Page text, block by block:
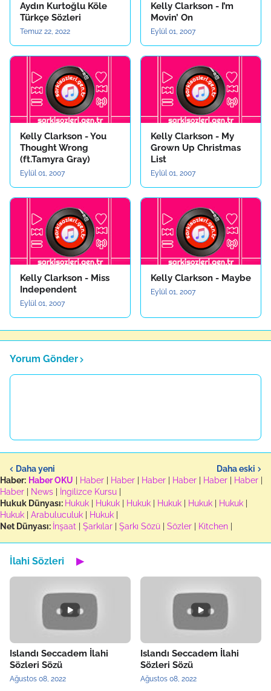
Aydın Kurtoğlu Köle
Türkçe Sözleri
Temuz 22, 2022
Kelly Clarkson - I’m
Movin’ On
Eylül 01, 2007
Kelly Clarkson - You
Thought Wrong
(ft.Tamyra Gray)
Eylül 01, 2007
Kelly Clarkson - My
Grown Up Christmas
List
Eylül 01, 2007
Kelly Clarkson - Miss
Independent
Eylül 01, 2007
Kelly Clarkson - Maybe
Eylül 01, 2007
Yorum Gönder
Daha yeni
Daha eski
Haber: Haber OKU Haber Haber Haber Haber Haber Haber
Haber
News İngilizce Kursu
Hukuk Dünyası: Hukuk Hukuk Hukuk Hukuk Hukuk Hukuk
Hukuk
Arabuluculuk Hukuk
Net Dünyası: İnşaat Şarkılar Şarkı Sözü Sözler Kitchen
İlahi Sözleri ▶
Islandı Seccadem İlahi
Sözleri Sözü
Ağustos 08, 2022
Islandı Seccadem İlahi
Sözleri Sözü
Ağustos 08, 2022